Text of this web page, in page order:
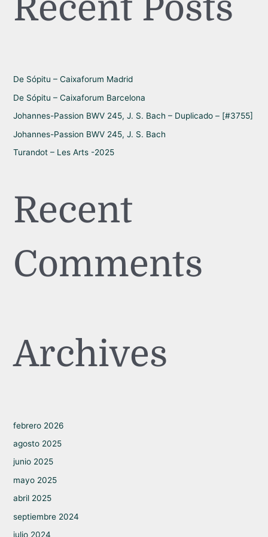
r
Recent Posts
De Sópitu – Caixaforum Madrid
De Sópitu – Caixaforum Barcelona
Johannes-Passion BWV 245, J. S. Bach – Duplicado – [#3755]
Johannes-Passion BWV 245, J. S. Bach
Turandot – Les Arts -2025
Recent
Comments
Archives
febrero 2026
agosto 2025
junio 2025
mayo 2025
abril 2025
septiembre 2024
julio 2024